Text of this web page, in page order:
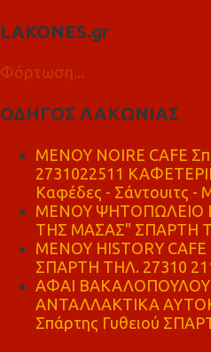
LAKONES.gr
Φόρτωση...
ΟΔΗΓΟΣ ΛΑΚΩΝΙΑΣ
MENOY NOIRE CAFE
2731022511
Καφέδες - Σάντουιτς -
ΜΕΝΟΥ ΨΗΤΟΠΩΛΕΙΟ
ΤΗΣ ΜΑΣΑΣ" ΣΠΑΡΤΗ
ΜΕΝΟΥ HISTORY
ΣΠΑΡΤΗ ΤΗΛ. 27310
ΑΦΑΙ ΒΑΚΑΛΟΠΟΥΛΟΥ
ΑΝΤΑΛΛΑΚΤΙΚΑ
Σπάρτης Γυθειού